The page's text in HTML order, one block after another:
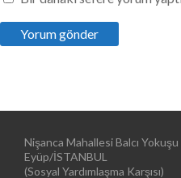
Nişanca Mahallesi Balcı
Eyüp/İSTANBUL
(Sosyal Yardımlaşma Karşısı)